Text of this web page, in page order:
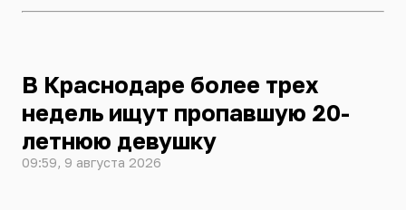
В Краснодаре более трех
недель ищут пропавшую 20-
летнюю девушку
09:59, 9 августа 2026